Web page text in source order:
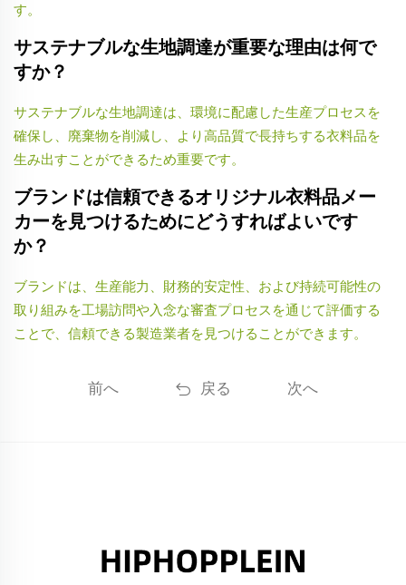
す。
サステナブルな生地調達が重要な理由は何で
すか？
サステナブルな生地調達は、環境に配慮した生産プロセスを
確保し、廃棄物を削減し、より高品質で長持ちする衣料品を
生み出すことができるため重要です。
ブランドは信頼できるオリジナル衣料品メー
カーを見つけるためにどうすればよいです
か？
ブランドは、生産能力、財務的安定性、および持続可能性の
取り組みを工場訪問や入念な審査プロセスを通じて評価する
ことで、信頼できる製造業者を見つけることができます。
前へ 戻る 次へ